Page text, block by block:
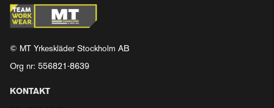
© MT Yrkeskläder Stockholm AB
Org nr: 556821-8639
KONTAKT